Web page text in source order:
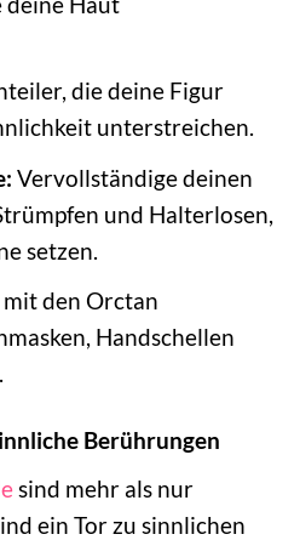
die deine Figur
unterstreichen.
Vervollständige deinen
und Halterlosen,
setzen.
den Orctan
Handschellen
Berührungen
sind mehr als nur
ein Tor zu sinnlichen